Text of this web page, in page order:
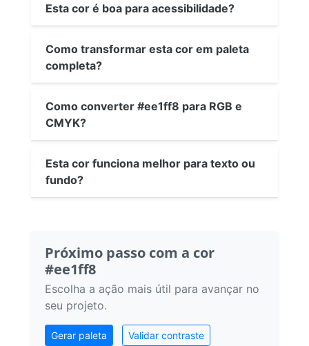
Esta cor é boa para acessibilidade?
Como transformar esta cor em paleta
completa?
Como converter #ee1ff8 para RGB e
CMYK?
Esta cor funciona melhor para texto ou
fundo?
Próximo passo com a cor
#ee1ff8
Escolha a ação mais útil para avançar no
seu projeto.
Gerar paleta
Validar contraste